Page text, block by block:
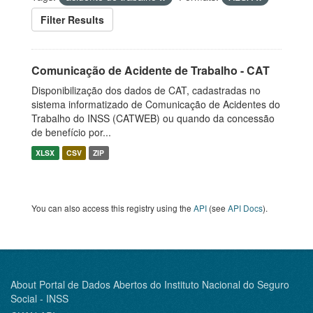
Filter Results
Comunicação de Acidente de Trabalho - CAT
Disponibilização dos dados de CAT, cadastradas no
sistema informatizado de Comunicação de Acidentes do
Trabalho do INSS (CATWEB) ou quando da concessão
de benefício por...
XLSX CSV ZIP
You can also access this registry using the API (see API Docs).
About Portal de Dados Abertos do Instituto Nacional do Seguro
Social - INSS